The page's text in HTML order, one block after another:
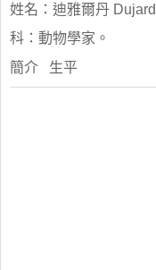
姓名：迪雅爾丹
科：動物學家。
簡介 生平